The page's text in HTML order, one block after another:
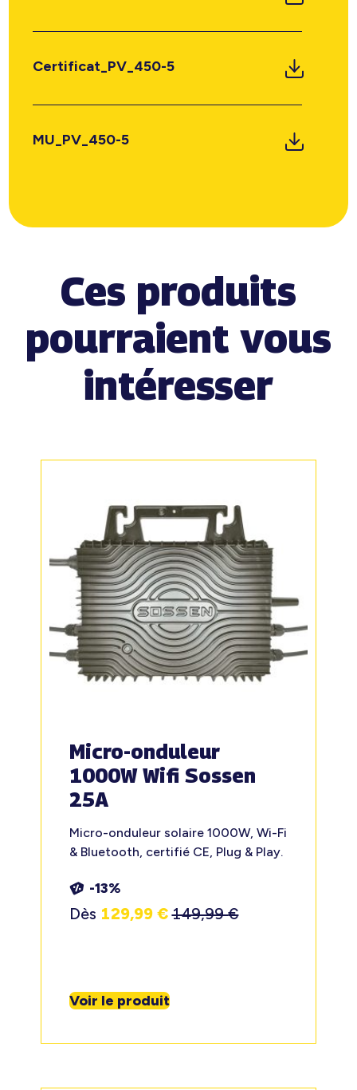
Certificat_PV_450-5
MU_PV_450-5
Ces produits
pourraient vous
intéresser
Micro-onduleur
1000W Wifi Sossen
25A
Micro-onduleur solaire 1000W, Wi-Fi
& Bluetooth, certifié CE, Plug & Play.
-13%
Dès 129,99€149,99€
Voir le produit